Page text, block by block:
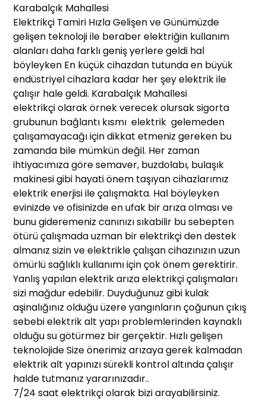
Karabalçık Mahallesi
Elektrikçi Tamiri Hızla Gelişen ve Günümüzde
gelişen teknoloji ile beraber elektriğin kullanım
alanları daha farklı geniş yerlere geldi hal
böyleyken En küçük cihazdan tutunda en büyük
endüstriyel cihazlara kadar her şey elektrik ile
çalışır hale geldi. Karabalçık Mahallesi
elektrikçi olarak örnek verecek olursak sigorta
grubunun bağlantı kısmı elektrik gelemeden
çalışamayacağı için dikkat etmeniz gereken bu
zamanda bile mümkün değil. Her zaman
ihtiyacımıza göre semaver, buzdolabı, bulaşık
makinesi gibi hayati önem taşıyan cihazlarımız
elektrik enerjisi ile çalışmakta. Hal böyleyken
evinizde ve ofisinizde en ufak bir arıza olması ve
bunu gideremeniz canınızı sıkabilir bu sebepten
ötürü çalışmada uzman bir elektrikçi den destek
almanız sizin ve elektrikle çalışan cihazınızın uzun
ömürlü sağlıklı kullanımı için çok önem gerektirir.
Yanlış yapılan elektrik arıza elektrikçi çalışmaları
sizi mağdur edebilir. Duyduğunuz gibi kulak
aşinalığınız olduğu üzere yangınların çoğunun çıkış
sebebi elektrik alt yapı problemlerinden kaynaklı
olduğu su götürmez bir gerçektir. Hızlı gelişen
teknolojide Size önerimiz arızaya gerek kalmadan
elektrik alt yapınızı sürekli kontrol altında çalışır
halde tutmanız yararınızadır..
7/24 saat elektrikçi olarak bizi arayabilirsiniz.